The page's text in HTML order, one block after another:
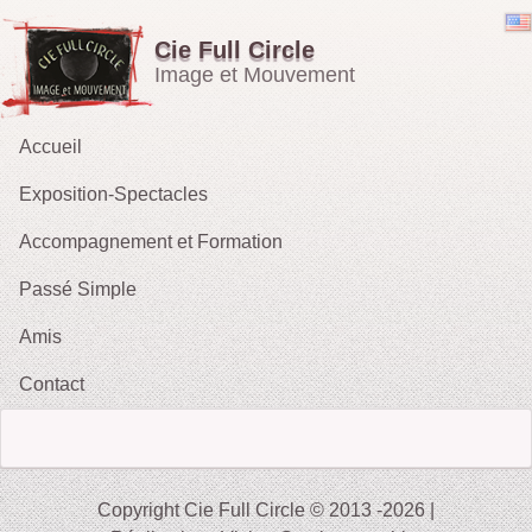
Cie Full Circle
Image et Mouvement
Accueil
Exposition-Spectacles
Emporté par le Vent
OH !
Les Rieurs : Galerie
Accompagnement et Formation
Passé Simple
2021 : Migrations
2015 :Le Tarot des Parques
2009-11 : Sans Issue
2010 : Le Tireur de Ficelles (fait sa Blanche Neige)
Amis
Contact
Copyright Cie Full Circle © 2013 -2026 |